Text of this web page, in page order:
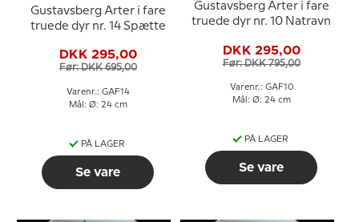
Gustavsberg Arter i fare
truede dyr nr. 14 Spætte
DKK 295,00
Før: DKK 695,00
Varenr.: GAF14
Mål: Ø: 24 cm
PÅ LAGER
Se vare
Gustavsberg Arter i fare
truede dyr nr. 10 Natravn
DKK 295,00
Før: DKK 795,00
Varenr.: GAF10
Mål: Ø: 24 cm
PÅ LAGER
Se vare